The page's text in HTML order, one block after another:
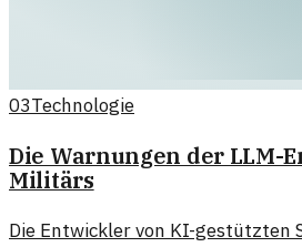
03Technologie
Die Warnungen der LLM-
Militärs
Die Entwickler von KI-gestützten